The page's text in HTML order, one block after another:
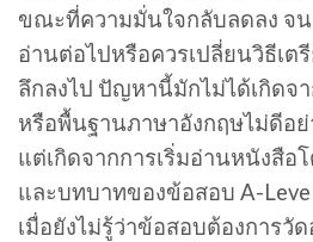
ขณะที่ความมั่นใจกลับลดลง จน
อ่านต่อไปหรือควรเปลี่ยนวิธีเต
ลึกลงไป ปัญหานี้มักไม่ได้เกิดจ
หรือพื้นฐานภาษาอังกฤษไม่ดีอ
แต่เกิดจากการเริ่มอ่านหนังสือ
และบทบาทของข้อสอบ A-
เมื่อยังไม่รู้ว่าข้อสอบต้องการวั